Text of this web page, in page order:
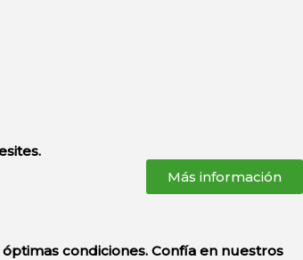
Más información
condiciones. Confía en nuestros